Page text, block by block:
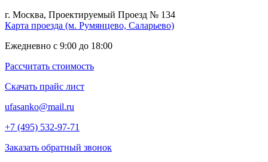
г. Москва, Проектируемый Проезд № 134
Карта проезда (м. Румянцево, Саларьево)
Ежедневно с 9:00 до 18:00
Рассчитать стоимость
Скачать прайс лист
ufasanko@mail.ru
+7 (495) 532-97-71
Заказать обратный звонок